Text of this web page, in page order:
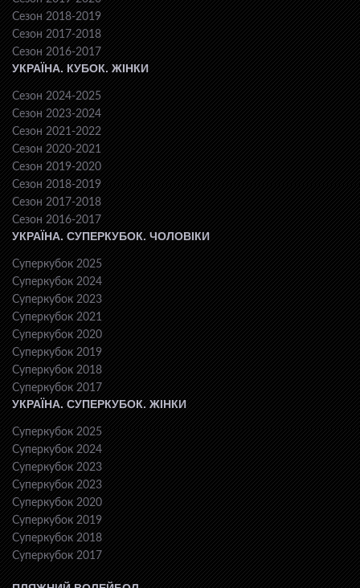
Сезон 2018-2019
Сезон 2017-2018
Сезон 2016-2017
УКРАЇНА. КУБОК. ЖІНКИ
Сезон 2024-2025
Сезон 2023-2024
Сезон 2021-2022
Сезон 2020-2021
Сезон 2019-2020
Сезон 2018-2019
Сезон 2017-2018
Сезон 2016-2017
УКРАЇНА. СУПЕРКУБОК. ЧОЛОВІКИ
Суперкубок 2025
Суперкубок 2024
Суперкубок 2023
Суперкубок 2021
Суперкубок 2020
Суперкубок 2019
Суперкубок 2018
Суперкубок 2017
УКРАЇНА. СУПЕРКУБОК. ЖІНКИ
Суперкубок 2025
Суперкубок 2024
Суперкубок 2023
Суперкубок 2023
Суперкубок 2020
Суперкубок 2019
Суперкубок 2018
Суперкубок 2017